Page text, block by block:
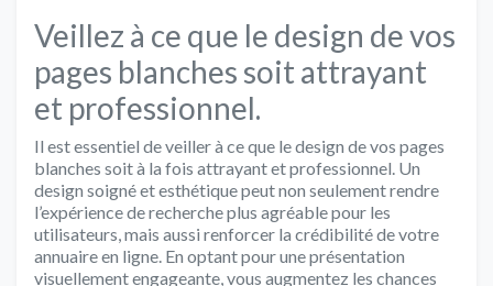
Veillez à ce que le design de vos
pages blanches soit attrayant
et professionnel.
Il est essentiel de veiller à ce que le design de vos pages
blanches soit à la fois attrayant et professionnel. Un
design soigné et esthétique peut non seulement rendre
l’expérience de recherche plus agréable pour les
utilisateurs, mais aussi renforcer la crédibilité de votre
annuaire en ligne. En optant pour une présentation
visuellement engageante, vous augmentez les chances